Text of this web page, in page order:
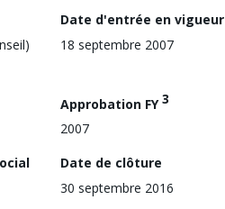
Date d'entrée en vigueur
18 septembre 2007
Approbation FY3
2007
Date de clôture
30 septembre 2016